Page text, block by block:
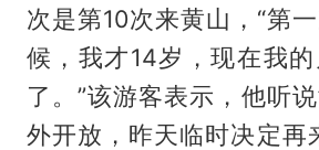
次是第10次来黄山，“第
候，我才14岁，现在我
了。”该游客表示，他听
外开放，昨天临时决定再